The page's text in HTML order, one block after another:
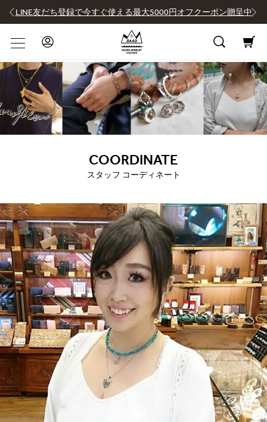
LINE友だち登録で今すぐ使える最大5000円オフクーポン贈呈中
COORDINATE
スタッフ コーディネート